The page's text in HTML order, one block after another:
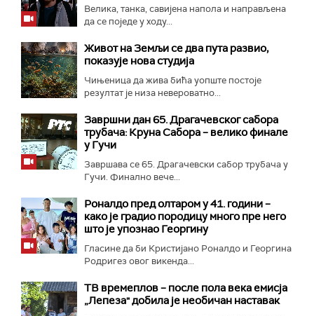
Велика, танка, савијена напола и направљена
да се поједе у ходу...
Живот на Земљи се два пута развио,
показује нова студија
Чињеница да жива бића уопште постоје
резултат је низа невероватно...
Завршни дан 65. Драгачевског сабора
трубача: Круна Сабора – велико финале
у Гучи
Завршава се 65. Драгачевски сабор трубача у
Гучи. Финално вече...
Роналдо пред олтаром у 41. години –
како је градио породицу много пре него
што је упознао Георгину
Гласине да би Кристијано Роналдо и Георгина
Родригез овог викенда...
ТВ времеплов – после пола века емисја
„Лепеза" добила је необичан наставак